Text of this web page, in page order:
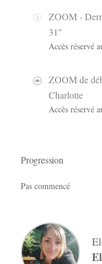
ZOOM -
31"
Accès réservé
ZOOM de
Charlotte
Accès réservé
Progression
Pas commencé